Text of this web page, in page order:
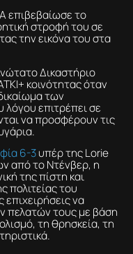
επιβεβαίωσε το
στροφή του σε
την εικόνα του στα
Δικαστήριο
κοινότητας όταν
των
επιτρέπει σε
να προσφέρουν τις
6-3υπέρ της Lorie
από το Ντένβερ, η
της πίστη και
πολιτείας του
να
πελατών τους με βάση
τη θρησκεία, τη